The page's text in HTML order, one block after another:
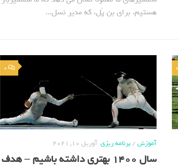
هستیم. برای بن پُل، که مدیر نسل...
0
0
آموزش/برنامه ریزی آوریل 10, 2021
سال 1400 بهتری داشته باشیم – هدف